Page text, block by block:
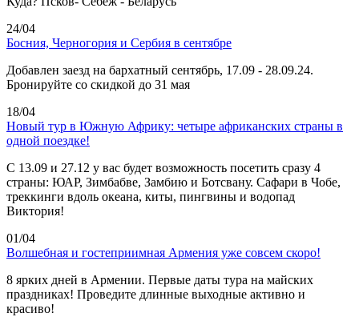
24/04
Босния, Черногория и Сербия в сентябре
Добавлен заезд на бархатный сентябрь, 17.09 - 28.09.24.
Бронируйте со скидкой до 31 мая
18/04
Новый тур в Южную Африку: четыре африканских страны в
одной поездке!
C 13.09 и 27.12 у вас будет возможность посетить сразу 4
страны: ЮАР, Зимбабве, Замбию и Ботсвану. Сафари в Чобе,
треккинги вдоль океана, киты, пингвины и водопад
Виктория!
01/04
Волшебная и гостеприимная Армения уже совсем скоро!
8 ярких дней в Армении. Первые даты тура на майских
праздниках! Проведите длинные выходные активно и
красиво!